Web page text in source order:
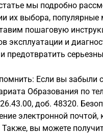
мы подробно
их выбора,
пошаговую
эксплуатации и
предотвратить
Если вы забыли
Образования по
доб. 48320.
электронной
Также, вы можете